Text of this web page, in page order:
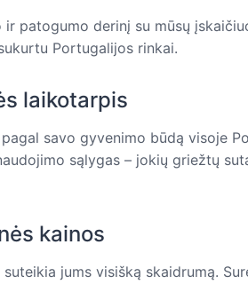
patogumo derinį su mūsų
Portugalijos rinkai.
laikotarpis
savo gyvenimo būdą visoje
sąlygas – jokių griežtų
kainos
jums visišką skaidrumą.